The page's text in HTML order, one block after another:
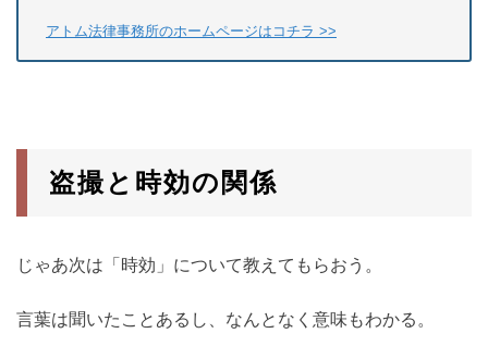
アトム法律事務所のホームページはコチラ >>
盗撮と時効の関係
じゃあ次は「時効」について教えてもらおう。
言葉は聞いたことあるし、なんとなく意味もわかる。